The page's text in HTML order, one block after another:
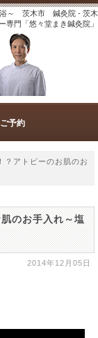
浴～ 茨木市 鍼灸院 - 茨木
専門「悠々堂まき鍼灸院」
ご予約
？アトピーのお肌のお
のお手入れ～塩
2014年12月05日